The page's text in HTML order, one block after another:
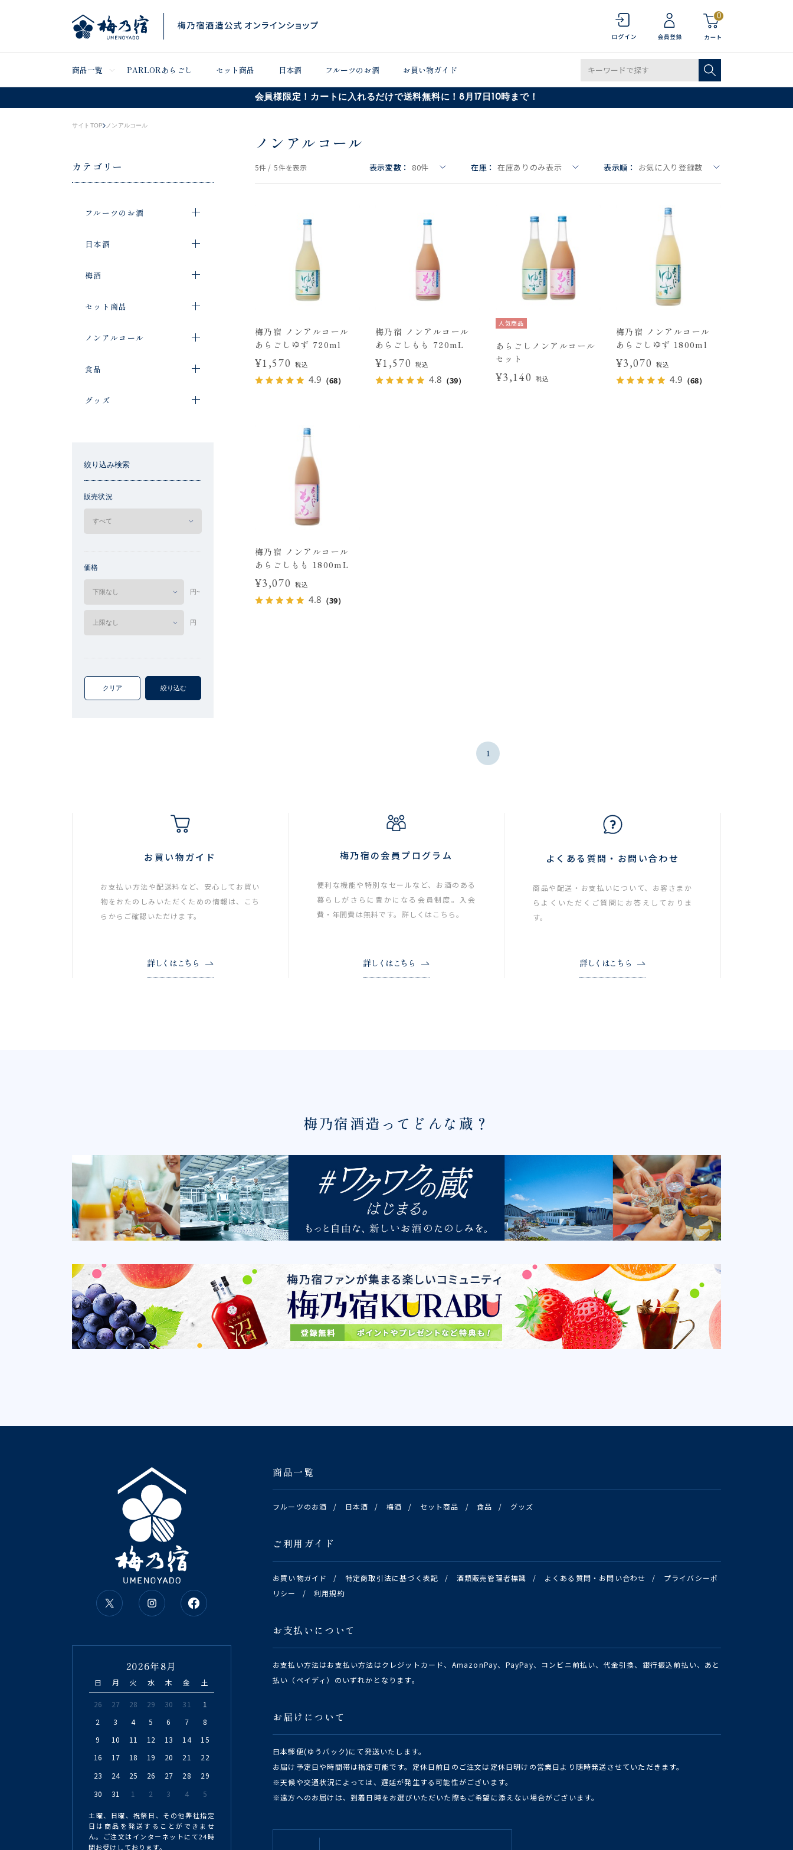
0
商品一覧 PARLORあらごし セット商品 日本酒 フルーツのお酒 お買い物ガイド
会員様限定！カートに入れるだけで送料無料に！8月17日10時まで！
サイトTOP ノンアルコール
カテゴリー
フルーツのお酒
日本酒
梅酒
セット商品
ノンアルコール
食品
グッズ
絞り込み検索
販売状況
価格
円~
円
クリア 絞り込む
ノンアルコール
5件 / 5件を表示 表示変数： 80件 在庫： 在庫ありのみ表示 表示順： お気に入り登録数
梅乃宿 ノンアルコール
あらごしゆず 720ml
¥1,570 税込
4.9 （68）
梅乃宿 ノンアルコール
あらごしもも 720mL
¥1,570 税込
4.8 （39）
人気商品
あらごしノンアルコール
セット
¥3,140 税込
梅乃宿 ノンアルコール
あらごしゆず 1800ml
¥3,070 税込
4.9 （68）
梅乃宿 ノンアルコール
あらごしもも 1800mL
¥3,070 税込
4.8 （39）
1
お買い物ガイド
お支払い方法や配送料など、安心してお買い
物をおたのしみいただくための情報は、こち
らからご確認いただけます。
詳しくはこちら
梅乃宿の会員プログラム
便利な機能や特別なセールなど、お酒のある
暮らしがさらに豊かになる会員制度。入会
費・年間費は無料です。詳しくはこちら。
詳しくはこちら
よくある質問・お問い合わせ
商品や配送・お支払いについて、お客さまか
らよくいただくご質問にお答えしておりま
す。
詳しくはこちら
梅乃宿酒造ってどんな蔵？
商品一覧
フルーツのお酒 / 日本酒 / 梅酒 / セット商品 / 食品 / グッズ
ご利用ガイド
お買い物ガイド / 特定商取引法に基づく表記 / 酒類販売管理者標識 / よくある質問・お問い合わせ /
プライバシーポ
リシー
/ 利用規約
お支払いについて
お支払い方法はお支払い方法はクレジットカード、AmazonPay、PayPay、コンビニ前払い、代金引換、銀行振込前払い、あと
払い（ペイディ）のいずれかとなります。
お届けについて
日本郵便(ゆうパック)にて発送いたします。
お届け予定日や時間帯は指定可能です。定休日前日のご注文は定休日明けの営業日より随時発送させていただきます。
※天候や交通状況によっては、遅延が発生する可能性がございます。
※遠方へのお届けは、到着日時をお選びいただいた際もご希望に添えない場合がございます。
2026年8月
日 月 火 水 木 金 土
26 27 28 29 30 31
1
2
3 4 5 6 7
8
9
10 11 12 13 14
15
16
17 18 19 20 21
22
23
24 25 26 27 28
29
30
31 1 2 3 4 5
土曜、日曜、祝祭日、その他弊社指定
日は商品を発送することができませ
ん。ご注文はインターネットにて24時
間お受けしております。